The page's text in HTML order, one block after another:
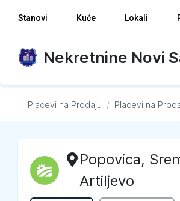
Stanovi Kuće Lokali
Nekretnine Novi
Placevi na Prodaju / Placevi na
Popovica,
Artiljevo